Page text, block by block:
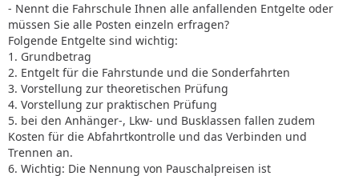
- Nennt die Fahrschule Ihnen alle anfallenden Entgelte oder
müssen Sie alle Posten einzeln erfragen?
Folgende Entgelte sind wichtig:
1. Grundbetrag
2. Entgelt für die Fahrstunde und die Sonderfahrten
3. Vorstellung zur theoretischen Prüfung
4. Vorstellung zur praktischen Prüfung
5. bei den Anhänger-, Lkw- und Busklassen fallen zudem
Kosten für die Abfahrtkontrolle und das Verbinden und
Trennen an.
6. Wichtig: Die Nennung von Pauschalpreisen ist